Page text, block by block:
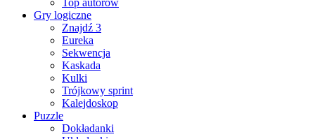
Gry logiczne
Znajdź 3
Eureka
Sekwencja
Kaskada
Kulki
Trójkowy sprint
Kalejdoskop
Puzzle
Dokładanki